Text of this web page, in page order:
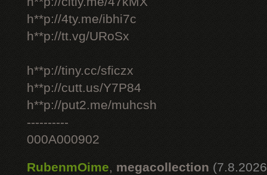
h**p://4ty.me/ibhi7c
h**p://tt.vg/URoSx
h**p://tiny.cc/sficzx
h**p://cutt.us/Y7P84
h**p://put2.me/muhcsh
----------
000A000902
RubenmOime, megacollection